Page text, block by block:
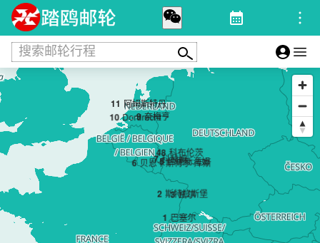
搜索邮轮行程
1 巴塞尔
2 斯特拉斯堡
3 凯尔
48 科布伦茨
5 吕德斯海姆
6 贝恩卡斯特尔-库斯
7 科赫姆
9 奈梅亨
10 Dordrecht
11 阿姆斯特丹